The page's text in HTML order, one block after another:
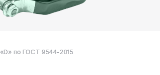
по ГОСТ 9544-2015